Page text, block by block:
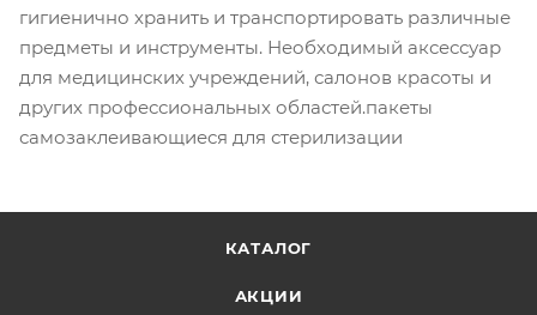
гигиенично хранить и транспортировать различные
предметы и инструменты. Необходимый аксессуар
для медицинских учреждений, салонов красоты и
других профессиональных областей.пакеты
самозаклеивающиеся для стерилизации
КАТАЛОГ
АКЦИИ